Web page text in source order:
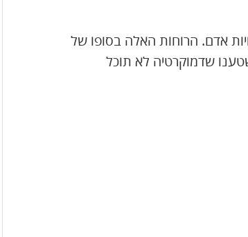
אדם. הרוחות האלה בסופו של
שדמוקרטיה לא תוכל